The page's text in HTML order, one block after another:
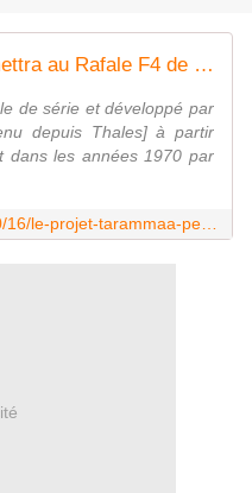
Le projet TARAMMAA permettra au Rafale F4 de voir encore plus loin - Zone Militaire
de série et développé par
depuis Thales] à partir
dans les années 1970 par